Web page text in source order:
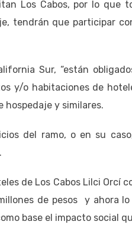
Los Cabos, por lo que
tendrán que participar
Sur, “están
y/o habitaciones de
hospedaje y similares.
del ramo, o en su
de Los Cabos Lilci Orcí
de pesos y ahora
base el impacto social